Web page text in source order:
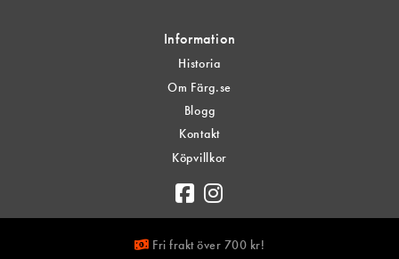
Information
Historia
Om Färg.se
Blogg
Kontakt
Köpvillkor
Fri frakt över 700 kr!